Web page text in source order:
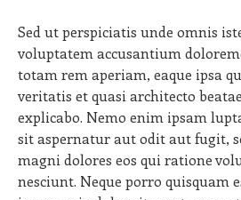
Sed ut perspiciatis unde omnis
voluptatem accusantium
totam rem aperiam, eaque ipsa
veritatis et quasi architecto
explicabo. Nemo enim ipsam
sit aspernatur aut odit aut fugit,
magni dolores eos qui ratione
nesciunt. Neque porro quisquam